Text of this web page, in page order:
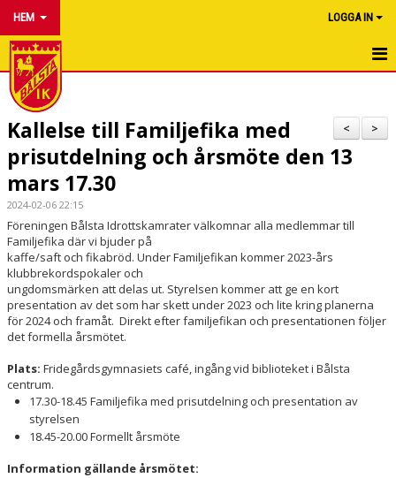
HEM LOGGA IN
HEM
NYHETER
OM KLUBBEN
FÖRENINGSINFO
KALENDER
SAMARBETA MED OSS
BÖRJA FRIIDROTTA
REGIONMÄSTERSKAPEN 2026
>
<
Kallelse till Familjefika med
prisutdelning och årsmöte den 13
mars 17.30
2024-02-06 22:15
Föreningen Bålsta Idrottskamrater välkomnar alla medlemmar till
Familjefika där vi bjuder på
kaffe/saft och fikabröd. Under Familjefikan kommer 2023-års
klubbrekordspokaler och
ungdomsmärken att delas ut. Styrelsen kommer att ge en kort
presentation av det som har skett under 2023 och lite kring planerna
för 2024 och framåt. Direkt efter familjefikan och presentationen följer
det formella årsmötet.
Plats: Fridegårdsgymnasiets café, ingång vid biblioteket i Bålsta
centrum.
17.30-18.45 Familjefika med prisutdelning och presentation av
styrelsen
18.45-20.00 Formellt årsmöte
Information gällande årsmötet: